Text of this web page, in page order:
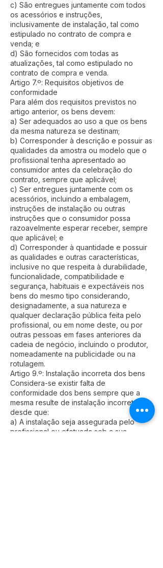
c) São entregues juntamente com todos
os acessórios e instruções,
inclusivamente de instalação, tal como
estipulado no contrato de compra e
venda; e
d) São fornecidos com todas as
atualizações, tal como estipulado no
contrato de compra e venda.
Artigo 7.º: Requisitos objetivos de
conformidade
Para além dos requisitos previstos no
artigo anterior, os bens devem:
a) Ser adequados ao uso a que os bens
da mesma natureza se destinam;
b) Corresponder à descrição e possuir as
qualidades da amostra ou modelo que o
profissional tenha apresentado ao
consumidor antes da celebração do
contrato, sempre que aplicável;
c) Ser entregues juntamente com os
acessórios, incluindo a embalagem,
instruções de instalação ou outras
instruções que o consumidor possa
razoavelmente esperar receber, sempre
que aplicável; e
d) Corresponder à quantidade e possuir
as qualidades e outras características,
inclusive no que respeita à durabilidade,
funcionalidade, compatibilidade e
segurança, habituais e expectáveis nos
bens do mesmo tipo considerando,
designadamente, a sua natureza e
qualquer declaração pública feita pelo
profissional, ou em nome deste, ou por
outras pessoas em fases anteriores da
cadeia de negócio, incluindo o produtor,
nomeadamente na publicidade ou na
rotulagem.
Artigo 9.º: Instalação incorreta dos bens
Considera-se existir falta de
conformidade dos bens sempre que a
mesma resulte de instalação incorreta,
desde que:
a) A instalação seja assegurada pelo
profissional ou efetuada sob a sua